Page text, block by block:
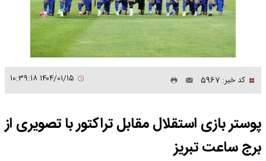
کد خبر: 5967
پوستر بازی استقلال مقابل تراکتور با تصویری از
برج ساعت تبریز